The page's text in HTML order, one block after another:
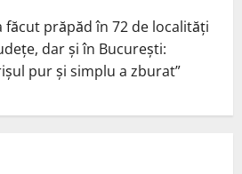
făcut prăpăd în 72 de localități
dar și în București:
pur și simplu a zburat”